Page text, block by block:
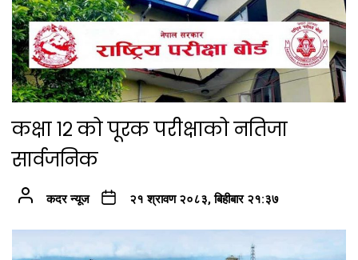
कक्षा १२ को पूरक परीक्षाको नतिजा
सार्वजनिक
कदर न्यूज २१ श्रावण २०८३, बिहीबार २१:३७